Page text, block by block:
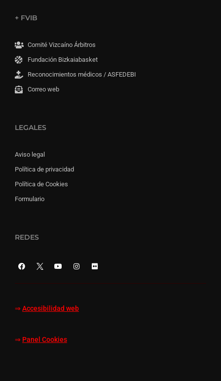
+ FVIB
Comité Vizcaíno Árbitros
Fundación Bizkaiabasket
Reconocimientos médicos / ASFEDEBI
Correo web
LEGALES
Aviso legal
Política de privacidad
Política de Cookies
Formulario
REDES
⇒ Accesibilidad web
⇒ Panel Cookies